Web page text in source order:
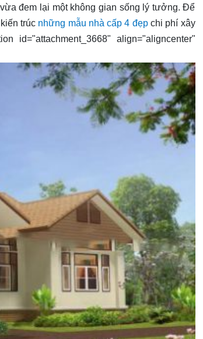
đem lại một không gian sống lý tưởng. Để
trúc những mẫu nhà cấp 4 đẹpchi phí xây
align="aligncenter"